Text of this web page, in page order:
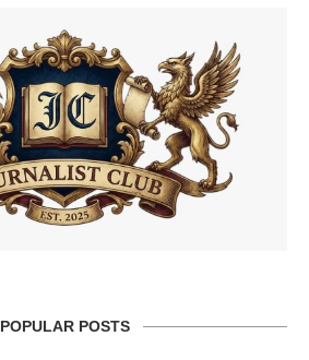
POPULAR POSTS